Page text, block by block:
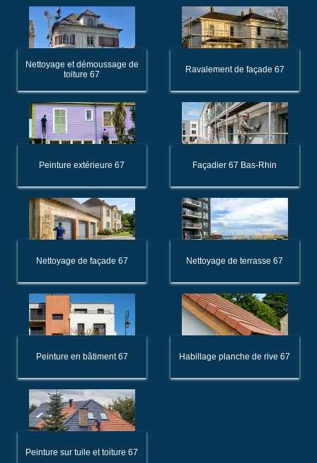
Nettoyage et démoussage de
toiture 67
Ravalement de façade 67
Peinture extérieure 67 Façadier 67 Bas-Rhin
Nettoyage de façade 67 Nettoyage de terrasse 67
Peinture en bâtiment 67 Habillage planche de rive 67
Peinture sur tuile et toiture 67